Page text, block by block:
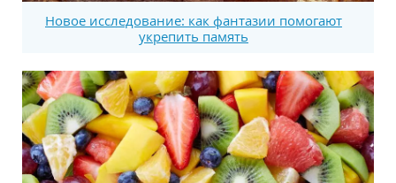
Новое исследование: как фантазии помогают
укрепить память